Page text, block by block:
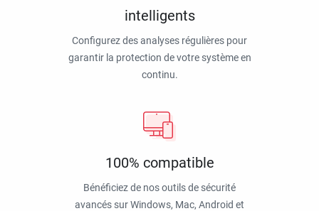
intelligents
Configurez des analyses régulières pour
garantir la protection de votre système en
continu.
100% compatible
Bénéficiez de nos outils de sécurité
avancés sur Windows, Mac, Android et